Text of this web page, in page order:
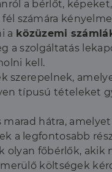
a bérlőt,
számára
a közüzemi
szolgáltatás
kell.
szerepelnek,
típusú tételeket
hátra, amelyet
a legfontosabb
olyan főbérlők, akik
költségek